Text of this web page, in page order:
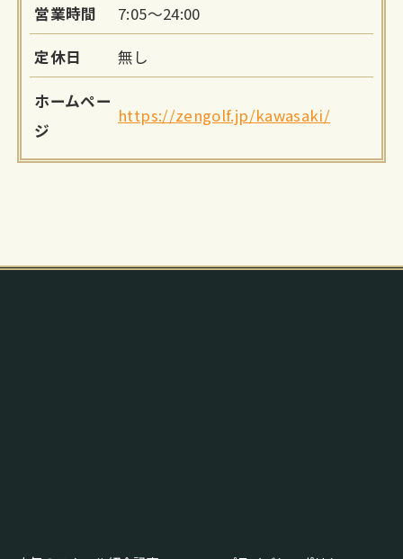
営業時間 7:05～24:00
定休日 無し
ホームペー
ジ
https://zengolf.jp/kawasaki/